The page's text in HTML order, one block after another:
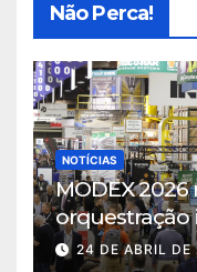
Não Perca!
NOTÍCIAS
MODEX 2026
intralogística
24 DE ABRIL